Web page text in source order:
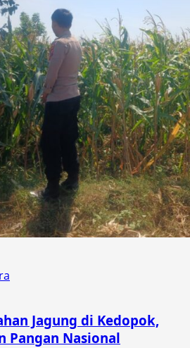
Jagung di Kedopok,
Pangan Nasional